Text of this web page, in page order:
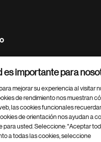
es importante para
mejorar su experiencia al visitar
de rendimiento nos muestran
las cookies funcionales
de orientación nos ayudan a
para usted. Seleccione: "Aceptar
a todas las cookies, seleccione